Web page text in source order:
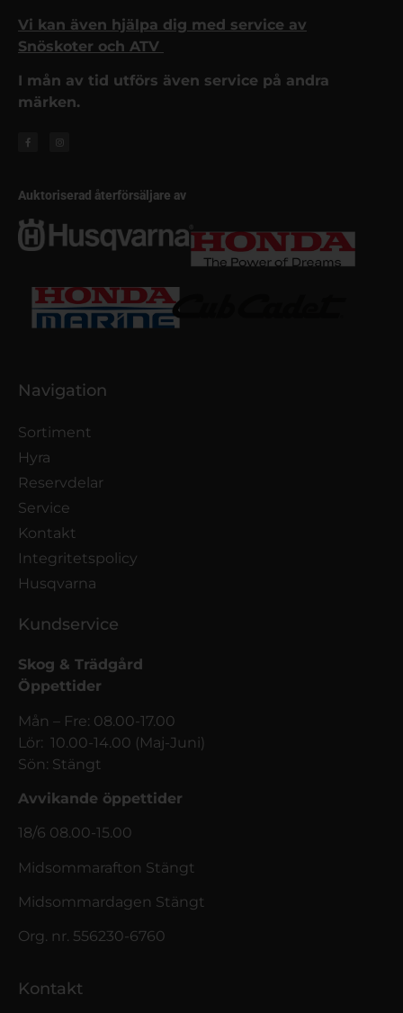
Vi kan även hjälpa dig med service av
Snöskoter och ATV
I mån av tid utförs även service på andra
märken.
Auktoriserad återförsäljare av
Navigation
Sortiment
Hyra
Reservdelar
Service
Kontakt
Integritetspolicy
Husqvarna
Kundservice
Skog & Trädgård
Öppettider
Mån – Fre: 08.00-17.00
Lör: 10.00-14.00 (Maj-Juni)
Sön: Stängt
Avvikande öppettider
18/6 08.00-15.00
Midsommarafton Stängt
Midsommardagen Stängt
Org. nr. 556230-6760
Kontakt